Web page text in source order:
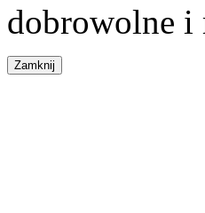
dobrowolne i